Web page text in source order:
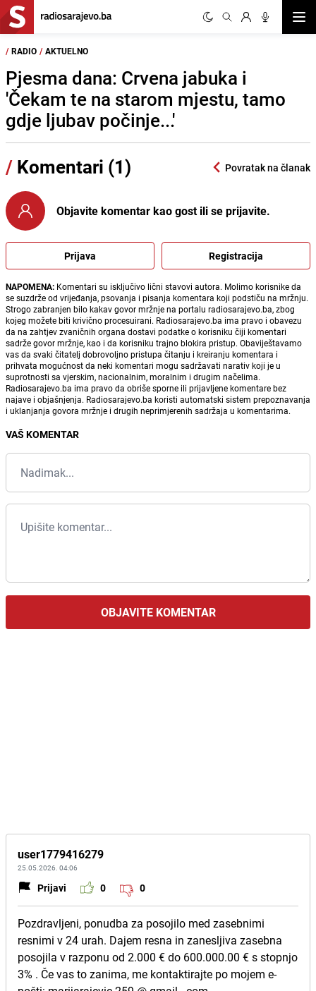
/ RADIO / AKTUELNO
Pjesma dana: Crvena jabuka i
'Čekam te na starom mjestu, tamo
gdje ljubav počinje...'
/ Komentari (1) Povratak na članak
Objavite komentar kao gost ili se prijavite.
Prijava Registracija
NAPOMENA: Komentari su isključivo lični stavovi autora. Molimo korisnike da
se suzdrže od vrijeđanja, psovanja i pisanja komentara koji podstiču na mržnju.
Strogo zabranjen bilo kakav govor mržnje na portalu radiosarajevo.ba, zbog
kojeg možete biti krivično procesuirani. Radiosarajevo.ba ima pravo i obavezu
da na zahtjev zvaničnih organa dostavi podatke o korisniku čiji komentari
sadrže govor mržnje, kao i da korisniku trajno blokira pristup. Obaviještavamo
vas da svaki čitatelj dobrovoljno pristupa čitanju i kreiranju komentara i
prihvata mogućnost da neki komentari mogu sadržavati narativ koji je u
suprotnosti sa vjerskim, nacionalnim, moralnim i drugim načelima.
Radiosarajevo.ba ima pravo da obriše sporne ili prijavljene komentare bez
najave i objašnjenja. Radiosarajevo.ba koristi automatski sistem prepoznavanja
i uklanjanja govora mržnje i drugih neprimjerenih sadržaja u komentarima.
VAŠ KOMENTAR
OBJAVITE KOMENTAR
user1779416279
25.05.2026. 04:06
Prijavi 0 0
Pozdravljeni, ponudba za posojilo med zasebnimi
resnimi v 24 urah. Dajem resna in zanesljiva zasebna
posojila v razponu od 2.000 € do 600.000.00 € s stopnjo
3% . Če vas to zanima, me kontaktirajte po mojem e-